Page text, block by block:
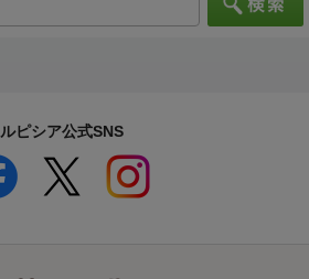
ルピシア公式SNS